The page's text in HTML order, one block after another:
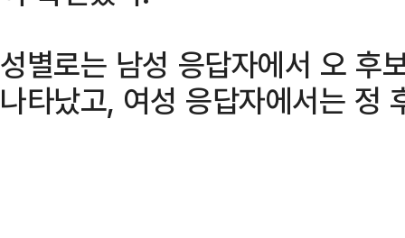
성별로는 남성 응답자에서 오
나타났고, 여성 응답자에서는